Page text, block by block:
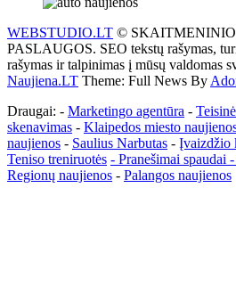
WEBSTUDIO.LT ©
PASLAUGOS. SEO tekstų rašymas,
rašymas ir talpinimas į mūsų valdomas
Naujiena.LT Theme: Full News By
Draugai: - Marketingo agentūra -
skenavimas - Klaipedos miesto
naujienos - Saulius Narbutas - Įvaizdžio
Teniso treniruotės - Pranešimai spaudai -
Regionų naujienos - Palangos naujienos